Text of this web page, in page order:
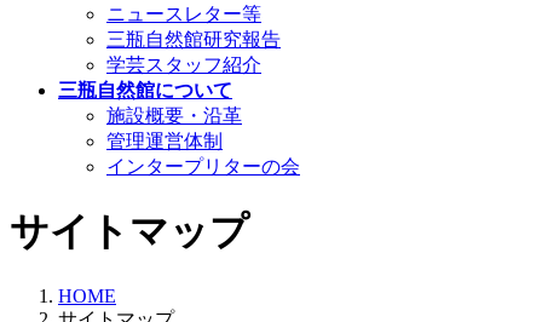
ニュースレター等
三瓶自然館研究報告
学芸スタッフ紹介
三瓶自然館について
施設概要・沿革
管理運営体制
インタープリターの会
サイトマップ
HOME